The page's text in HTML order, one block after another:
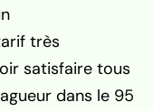
très
satisfaire tous
dans le 95